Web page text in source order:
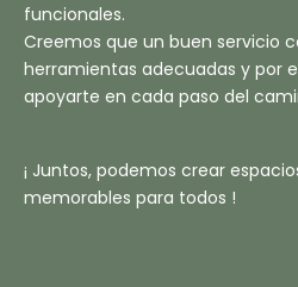
funcionales.
Creemos que un buen servicio
herramientas adecuadas y por
apoyarte en cada paso del
¡ Juntos, podemos crear
memorables para todos !